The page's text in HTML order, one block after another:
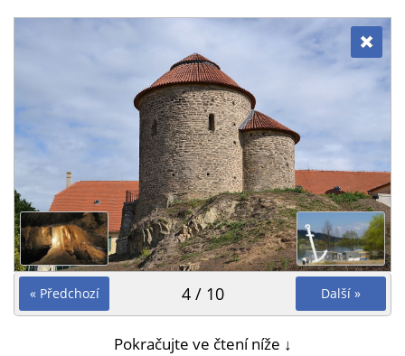
« Předchozí Další »
4 / 10
Pokračujte ve čtení níže ↓